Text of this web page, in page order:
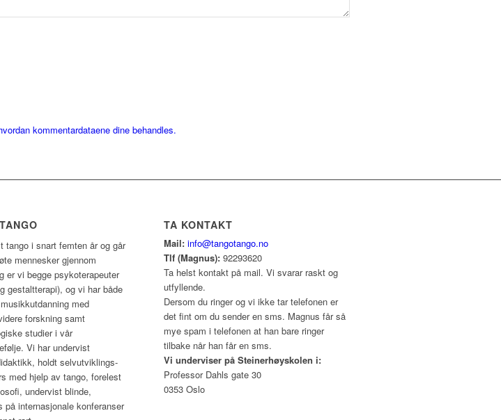
kommentardataene dine behandles.
tango i snart femten år og går
mennesker gjennom
er vi begge psykoterapeuter
gestaltterapi), og vi har både
med
forskning samt
studier i vår
Vi har undervist
holdt selvutviklings-
med hjelp av tango, forelest
undervist blinde,
på internasjonale konferanser
TA KONTAKT
Mail: info@tangotango.no
Tlf (Magnus): 92293620
Ta helst kontakt på mail. Vi svarar raskt og
utfyllende.
Dersom du ringer og vi ikke tar telefonen er
det fint om du sender en sms. Magnus får så
mye spam i telefonen at han bare ringer
tilbake når han får en sms.
Vi underviser på Steinerhøyskolen i:
Professor Dahls gate 30
0353 Oslo